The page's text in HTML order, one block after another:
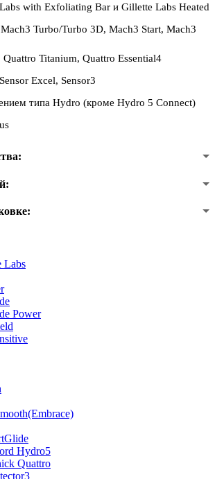
with Exfoliating Bar и Gillette Labs Heated
Turbo/Turbo 3D, Mach3 Start, Mach3
Quattro Titanium, Quattro Essential4
Excel, Sensor3
типа Hydro (кроме Hydro 5 Connect)
Labs
Power
Hydro5
Quattro